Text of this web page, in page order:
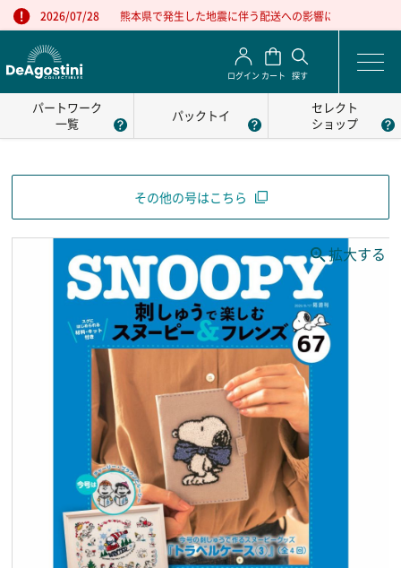
2026/07/28 熊本県で発生した地震に伴う配送への影響について
ログイン カート 探す
パートワーク
一覧
パックトイ
セレクト
ショップ
その他の号はこちら